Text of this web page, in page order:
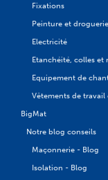
Fixations
Peinture et droguerie
Electricité
Etanchéité, colles et
Equipement de
Vêtements de travail
BigMat
Notre blog conseils
Maçonnerie - Blog
Isolation - Blog